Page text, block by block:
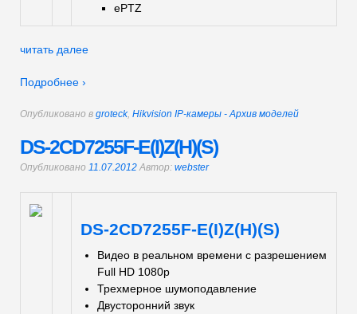
ePTZ
читать далее
Подробнее ›
Опубликовано в groteck, Hikvision IP-камеры - Архив моделей
DS-2CD7255F-E(I)Z(H)(S)
Опубликовано 11.07.2012Автор: webster
DS-2CD7255F-E(I)Z(H)(S)
Видео в реальном времени с разрешением
Full HD 1080p
Трехмерное шумоподавление
Двусторонний звук